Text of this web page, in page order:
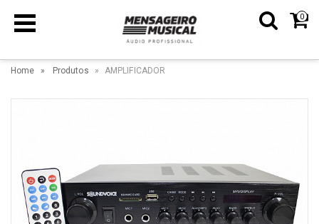
0
Home Produtos AMPLIFICADOR